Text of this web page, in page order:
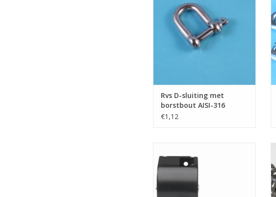
TOEVOEGEN AAN WINKELWAGEN
Rvs D-sluiting met
borstbout AISI-316
€1,12
CS-100-PS max. hijs 100 kg, voor
band, handlier kleur zwart. Vaste
zwengel.
TOEVOEGEN AAN WINKELWAGEN